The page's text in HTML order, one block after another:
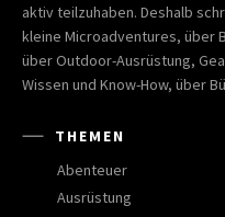
aktiv teilzuhaben. Deshalb
kleine Microadventures, über
über Outdoor-Ausrüstung,
Wissen und Know-How, über
THEMEN
Abenteuer
Ausrüstung